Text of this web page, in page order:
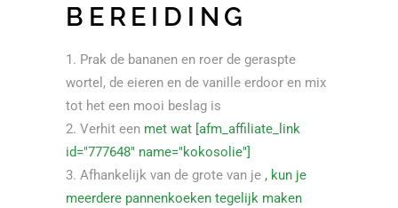
BEREIDING
Prak de bananen en roer de geraspte
wortel, de eieren en de vanille erdoor en mix
tot het een mooi beslag is
Verhit een met wat [afm_affiliate_link
id="777648" name="kokosolie"]
Afhankelijk van de grote van je , kun je
meerdere pannenkoeken tegelijk maken